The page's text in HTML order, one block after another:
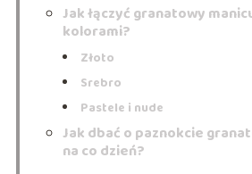
Jak łączyć granatowy
kolorami?
Złoto
Srebro
Pastele i nude
Jak dbać o paznokcie
na co dzień?